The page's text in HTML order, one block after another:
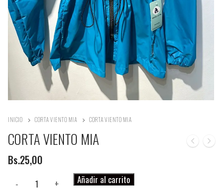
INICIO CORTA VIENTO MIA CORTA VIENTO MIA
CORTA VIENTO MIA
Bs.25,00
- + Añadir al carrito